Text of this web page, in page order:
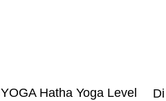
YOGA Hatha Yoga Level
Di